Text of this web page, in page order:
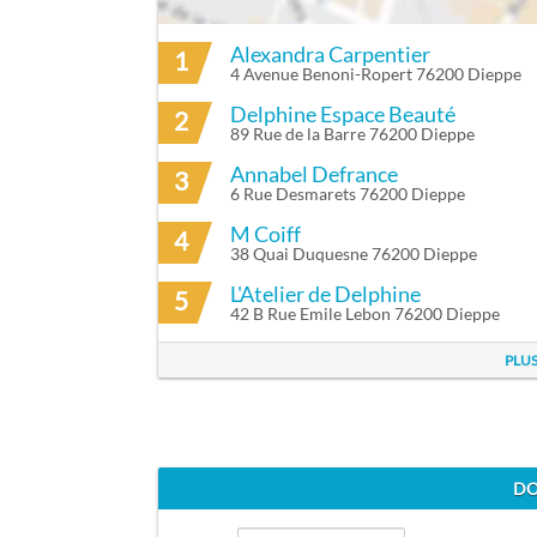
ITINÉRAIRE VERS CAROLE LEVASSEUR À
1 Alexandra Carpentier
4 Avenue Benoni-Ropert 76200 Dieppe
2 Delphine Espace Beauté
89 Rue de la Barre 76200 Dieppe
3 Annabel Defrance
6 Rue Desmarets 76200 Dieppe
4 M Coiff
38 Quai Duquesne 76200 Dieppe
5 L'Atelier de Delphine
42 B Rue Emile Lebon 76200 Dieppe